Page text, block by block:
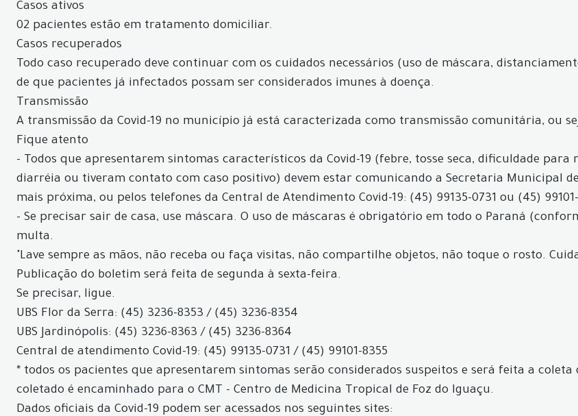
Casos ativos
02 pacientes estão em tratamento domiciliar.
Casos recuperados
Todo caso recuperado deve continuar com os cuidados necessários (uso de máscara,
de que pacientes já infectados possam ser considerados imunes à doença.
Transmissão
A transmissão da Covid-19 no município já está caracterizada como transmissão comunitária, ou
Fique atento
- Todos que apresentarem sintomas característicos da Covid-19 (febre, tosse seca, dificuldade
diarréia ou tiveram contato com caso positivo) devem estar comunicando a Secretaria Municipal
mais próxima, ou pelos telefones da Central de Atendimento Covid-19: (45) 99135-0731 ou (45)
- Se precisar sair de casa, use máscara. O uso de máscaras é obrigatório em todo o Paraná
multa.
"Lave sempre as mãos, não receba ou faça visitas, não compartilhe objetos, não toque o rosto.
Publicação do boletim será feita de segunda à sexta-feira.
Se precisar, ligue.
UBS Flor da Serra: (45) 3236-8353 / (45) 3236-8354
UBS Jardinópolis: (45) 3236-8363 / (45) 3236-8364
Central de atendimento Covid-19: (45) 99135-0731 / (45) 99101-8355
* todos os pacientes que apresentarem sintomas serão considerados suspeitos e será feita a
coletado é encaminhado para o CMT - Centro de Medicina Tropical de Foz do Iguaçu.
Dados oficiais da Covid-19 podem ser acessados nos seguintes sites: